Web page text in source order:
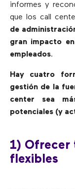
informes y
que los call
de
gran impacto
empleados.
Hay cuatro
gestión de la
center sea
potenciales (y
1) Ofrecer
flexibles